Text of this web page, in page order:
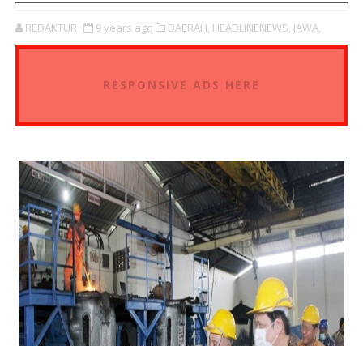
REDAKTUR 9 years ago DAERAH, HEADLINENEWS, JAWA,
RESPONSIVE ADS HERE